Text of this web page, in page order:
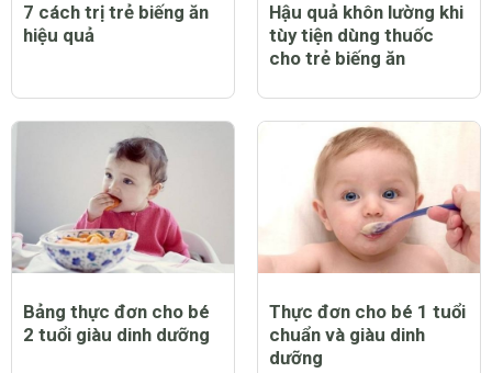
7 cách trị trẻ biếng ăn
hiệu quả
Hậu quả khôn lường khi
tùy tiện dùng thuốc
cho trẻ biếng ăn
Bảng thực đơn cho bé
2 tuổi giàu dinh dưỡng
Thực đơn cho bé 1 tuổi
chuẩn và giàu dinh
dưỡng